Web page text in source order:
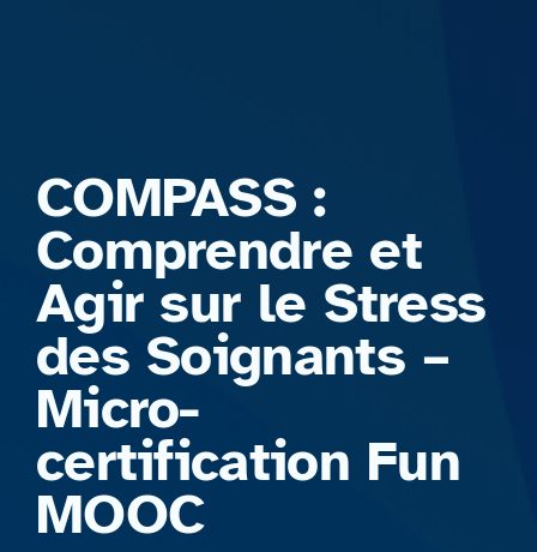
COMPASS :
Comprendre et
Agir sur le Stress
des Soignants –
Micro-
certification Fun
MOOC